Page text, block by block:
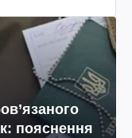
пояснення